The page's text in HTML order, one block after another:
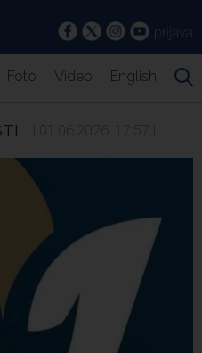
prijava
Foto Video English
| 01.06.2026. 17:57 |